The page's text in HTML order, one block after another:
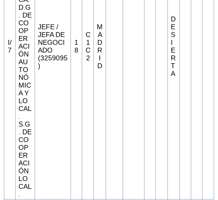
I/
7
D.G
. DE
CO
OP
ER
ACI
ÓN
AU
TO
NÓ
MIC
A Y
LO
CAL
.
S.G
. DE
CO
OP
ER
ACI
ÓN
LO
CAL
.
JEFE /
JEFA DE
NEGOCI
ADO
(3259095
)
1
8
C
1
C
2
M
A
D
R
I
D
D
E
S
I
E
R
T
A